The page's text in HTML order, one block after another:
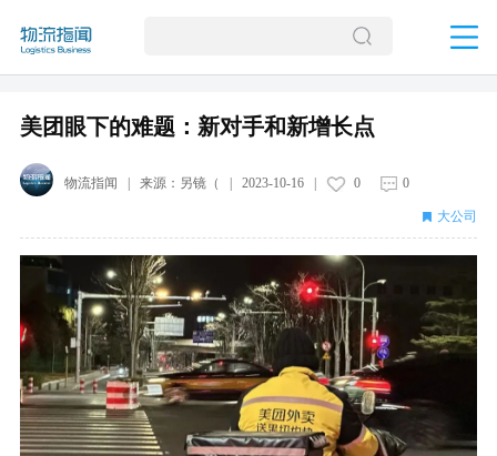
美团眼下的难题：新对手和新增长点
物流指闻 | 来源： 另镜（ 2023-10-16| 0 0
大公司